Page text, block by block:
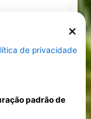
de privacidade
padrão de